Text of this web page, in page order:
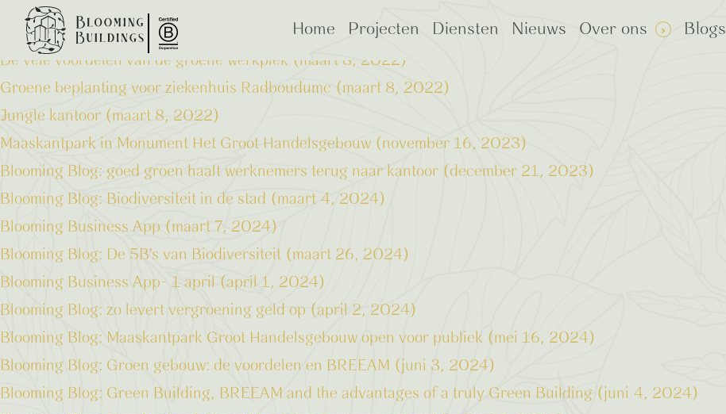
Home Projecten Diensten Nieuws Over ons
ESG: beplanting
B Corp
Blooming beloftes
Blogs
Berichten
De vele voordelen van de groene werkplek (maart 8, 2022)
Groene beplanting voor ziekenhuis Radboudumc (maart 8, 2022)
Jungle kantoor (maart 8, 2022)
Maaskantpark in Monument Het Groot Handelsgebouw (november 16, 2023)
Blooming Blog: goed groen haalt werknemers terug naar kantoor (december 21, 2023)
Blooming Blog: Biodiversiteit in de stad (maart 4, 2024)
Blooming Business App (maart 7, 2024)
Blooming Blog: De 5B’s van Biodiversiteit (maart 26, 2024)
Blooming Business App- 1 april (april 1, 2024)
Blooming Blog: zo levert vergroening geld op (april 2, 2024)
Blooming Blog: Maaskantpark Groot Handelsgebouw open voor publiek (mei 16, 2024)
Blooming Blog: Groen gebouw: de voordelen en BREEAM (juni 3, 2024)
Blooming Blog: Green Building, BREEAM and the advantages of a truly Green Building (juni 4, 2024)